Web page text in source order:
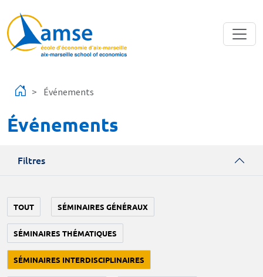
Événements
Événements
Filtres
TOUT SÉMINAIRES GÉNÉRAUX
SÉMINAIRES THÉMATIQUES
SÉMINAIRES INTERDISCIPLINAIRES